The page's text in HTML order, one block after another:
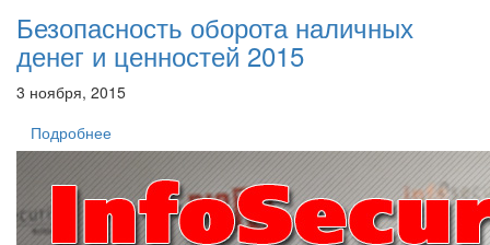
Безопасность оборота наличных
денег и ценностей 2015
3 ноября, 2015
Подробнее